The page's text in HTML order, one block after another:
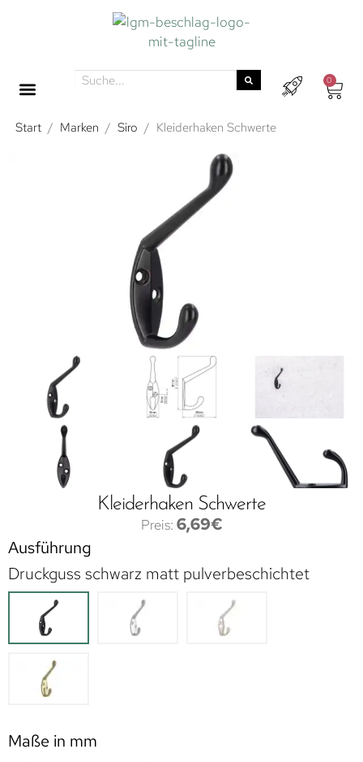
0
Start / Marken / Siro / Kleiderhaken Schwerte
Kleiderhaken Schwerte
6,69€
Ausführung
Druckguss schwarz matt pulverbeschichtet
Maße in mm